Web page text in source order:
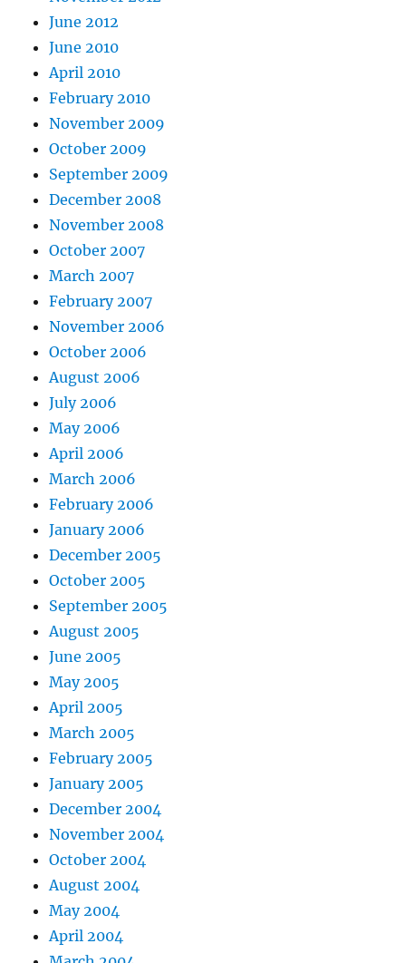
June 2012
June 2010
April 2010
February 2010
November 2009
October 2009
September 2009
December 2008
November 2008
October 2007
March 2007
February 2007
November 2006
October 2006
August 2006
July 2006
May 2006
April 2006
March 2006
February 2006
January 2006
December 2005
October 2005
September 2005
August 2005
June 2005
May 2005
April 2005
March 2005
February 2005
January 2005
December 2004
November 2004
October 2004
August 2004
May 2004
April 2004